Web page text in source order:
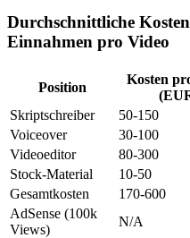
Durchschnittliche
Einnahmen pro Video
Position
Kosten
Skriptschreiber
50-150
Voiceover
30-100
Videoeditor
80-300
Stock-Material
10-50
Gesamtkosten
170-600
AdSense (100k
Views)
N/A